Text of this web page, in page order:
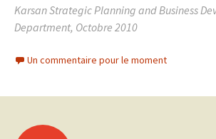
Karsan Strategic Planning and Business
Department, Octobre 2010
Un commentaire pour le moment